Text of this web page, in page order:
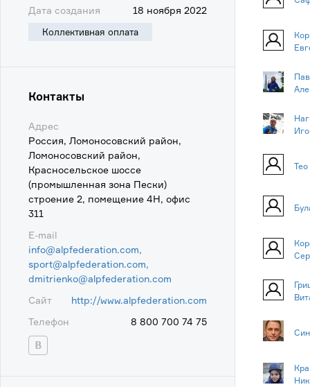
Дата создания 18 ноября 2022
Коллективная оплата
Контакты
Адрес
Россия, Ломоносовский район,
Ломоносовский район,
Красносельское шоссе
(промышленная зона Пески)
строение 2, помещение 4Н, офис
311
E-mail
info@alpfederation.com,
sport@alpfederation.com,
dmitrienko@alpfederation.com
Сайт
http://www.alpfederation.com
Телефон
8 800 700 74 75